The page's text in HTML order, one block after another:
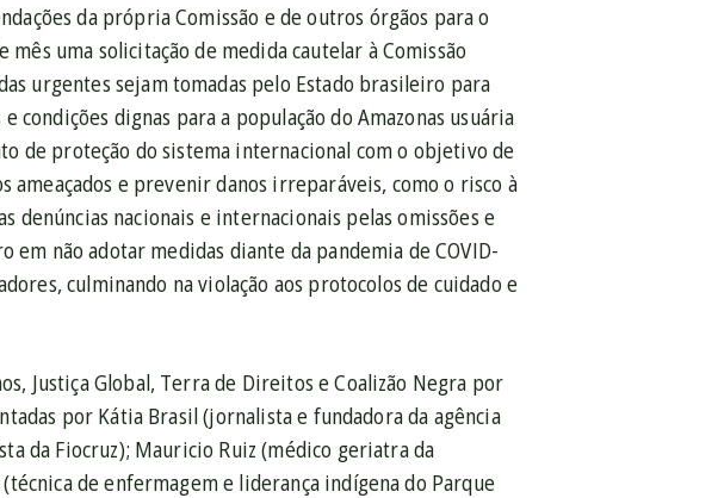
da própria Comissão e de outros órgãos para o
uma solicitação de medida cautelar à Comissão
urgentes sejam tomadas pelo Estado brasileiro para
dignas para a população do Amazonas usuária
de proteção do sistema internacional com o objetivo de
e prevenir danos irreparáveis, como o risco à
denúncias nacionais e internacionais pelas omissões e
não adotar medidas diante da pandemia de COVID-
culminando na violação aos protocolos de cuidado e
Justiça Global, Terra de Direitos e Coalizão Negra por
por Kátia Brasil (jornalista e fundadora da agência
da Fiocruz); Mauricio Ruiz (médico geriatra da
de enfermagem e liderança indígena do Parque